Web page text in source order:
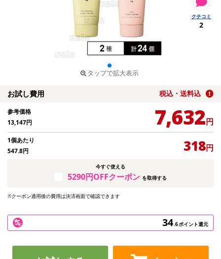
タップで拡大表示
2
お試し費用 税込・送料込
参考価格
13,147円 7,632円
1個あたり
547.8円 318円
今すぐ使える
5290円OFFクーポン を取得する
※クーポン適用後の費用は決済画面で確認できます
34.6ポイント還元